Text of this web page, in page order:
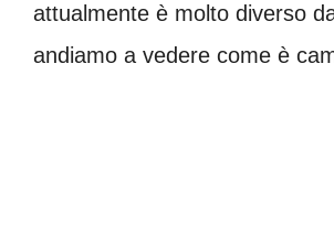
attualmente è molto diverso
andiamo a vedere come è